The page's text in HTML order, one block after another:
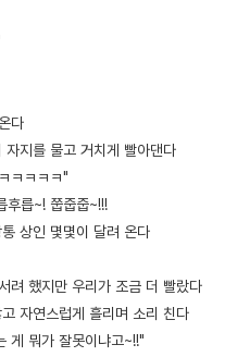
다
지를 물고 거치게 빨아댄다
ㅋㅋㅋㅋ"
후릅~! 쭙줍줍~!!!
상인 몇몇이 달려 온다
려 했지만 우리가 조금 더 빨랐다
자연스럽게 흘리며 소리 친다
게 뭐가 잘못이냐고~!!"